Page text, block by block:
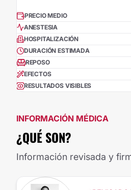
PRECIO MEDIO
ANESTESIA
HOSPITALIZACIÓN
DURACIÓN ESTIMADA
REPOSO
EFECTOS
RESULTADOS VISIBLES
INFORMACIÓN MÉDICA
¿QUÉ SON?
Información revisada y